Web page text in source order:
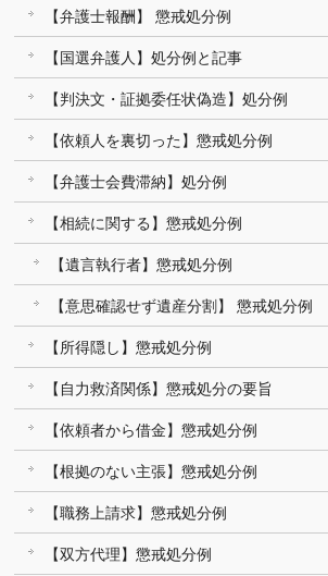
【弁護士報酬】 懲戒処分例
【国選弁護人】処分例と記事
【判決文・証拠委任状偽造】処分例
【依頼人を裏切った】懲戒処分例
【弁護士会費滞納】処分例
【相続に関する】懲戒処分例
【遺言執行者】懲戒処分例
【意思確認せず遺産分割】 懲戒処分例
【所得隠し】懲戒処分例
【自力救済関係】懲戒処分の要旨
【依頼者から借金】懲戒処分例
【根拠のない主張】懲戒処分例
【職務上請求】懲戒処分例
【双方代理】懲戒処分例